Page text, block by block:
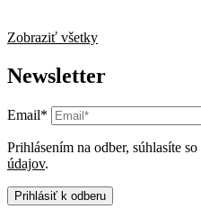
Zobraziť všetky
Newsletter
Email*
Prihlásením na odber, súhlasíte so
údajov.
Prihlásiť k odberu